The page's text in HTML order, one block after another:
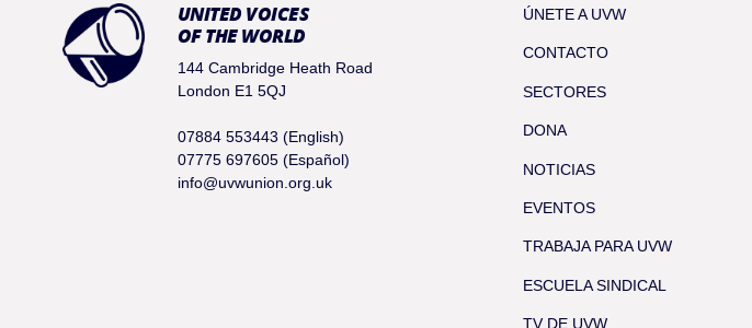
UNITED VOICES
OF THE WORLD
144 Cambridge Heath Road
London E1 5QJ
07884 553443 (English)
07775 697605 (Español)
info@uvwunion.org.uk
ÚNETE A UVW
CONTACTO
SECTORES
DONA
NOTICIAS
EVENTOS
TRABAJA PARA UVW
ESCUELA SINDICAL
TV DE UVW